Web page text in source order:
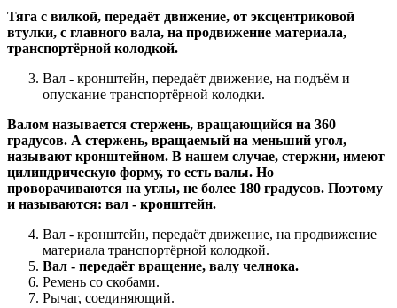
Тяга с вилкой, передаёт движение, от эксцентриковой
втулки, с главного вала, на продвижение материала,
транспортёрной колодкой.
Вал - кронштейн, передаёт движение, на подъём и
опускание транспортёрной колодки.
Валом называется стержень, вращающийся на 360
градусов. А стержень, вращаемый на меньший угол,
называют кронштейном. В нашем случае, стержни, имеют
цилиндрическую форму, то есть валы. Но
проворачиваются на углы, не более 180 градусов. Поэтому
и называются: вал - кронштейн.
Вал - кронштейн, передаёт движение, на продвижение
материала транспортёрной колодкой.
Вал - передаёт вращение, валу челнока.
Ремень со скобами.
Рычаг, соединяющий.